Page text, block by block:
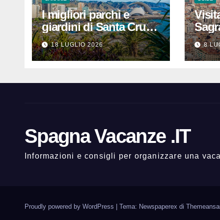
I migliori parchi e
giardini di Santa Cruz
de Tenerife: dove
rilassarsi
18 LUGLIO 2026
che
8
Spagna Vacanze .IT
Informazioni e consigli per organizzare una
Proudly powered by WordPress Tema: Newspaperex di